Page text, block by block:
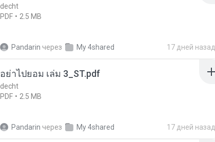
decht
PDF
2.5 MB
Pandarin через My 4shared 17 дней назад
อย่าไปยอม เล่ม 3_ST.pdf
decht
PDF
2.5 MB
Pandarin через My 4shared 17 дней назад